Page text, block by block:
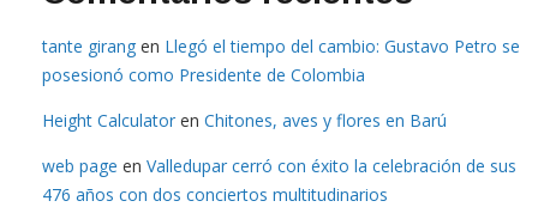
tante girang en Llegó el tiempo del cambio: Gustavo Petro se
posesionó como Presidente de Colombia
Height Calculator en Chitones, aves y flores en Barú
web page en Valledupar cerró con éxito la celebración de sus
476 años con dos conciertos multitudinarios